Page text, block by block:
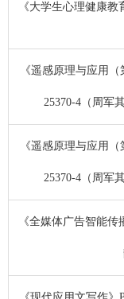
《大学生心理健康教
《遥感原理与应用
25370-4（周军
《遥感原理与应用
25370-4（周军
《全媒体广告智能传